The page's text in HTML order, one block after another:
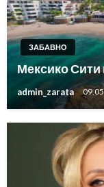
ЗАБАВНО
Мексико Сити
admin_zarata